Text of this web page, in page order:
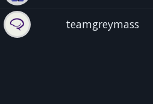
teamgreymass